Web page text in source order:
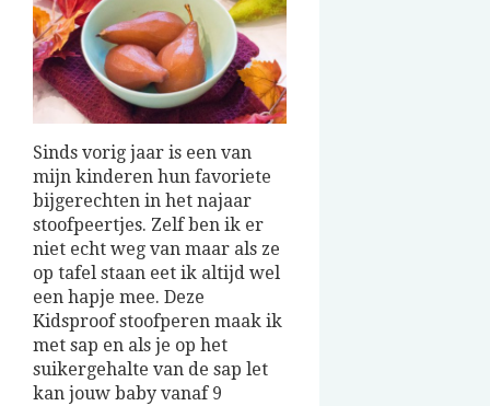
Sinds vorig jaar is een van
mijn kinderen hun favoriete
bijgerechten in het najaar
stoofpeertjes. Zelf ben ik er
niet echt weg van maar als ze
op tafel staan eet ik altijd wel
een hapje mee. Deze
Kidsproof stoofperen maak ik
met sap en als je op het
suikergehalte van de sap let
kan jouw baby vanaf 9